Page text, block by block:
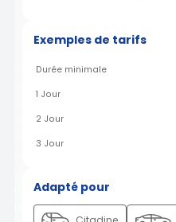
Exemples de tarifs
Durée minimale
1 Jour
2 Jour
3 Jour
Adapté pour